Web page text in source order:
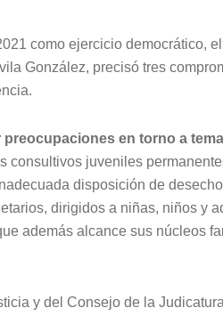
como ejercicio democrático,
González, precisó tres
preocupaciones en torno a
consultivos juveniles
disposición de
dirigidos a niñas, niños y
además alcance sus núcleos
y del Consejo de la